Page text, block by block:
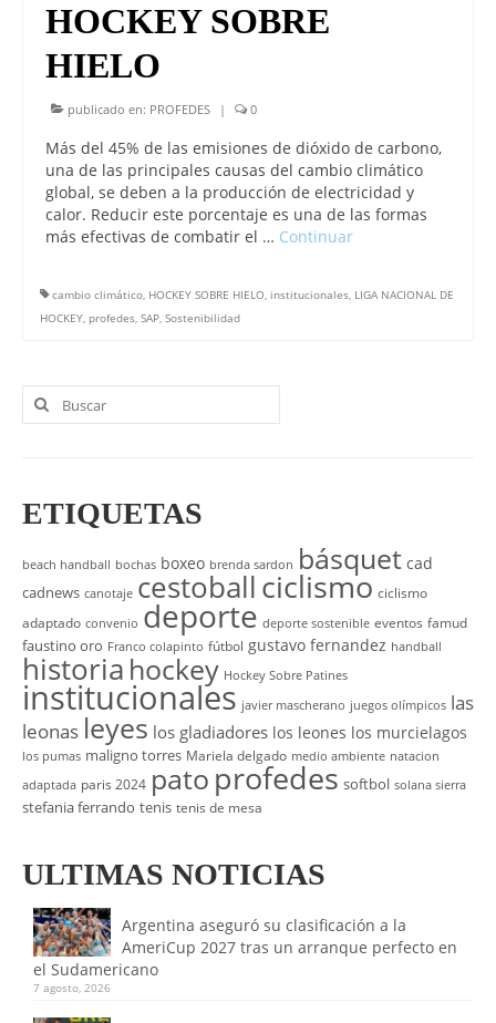
HOCKEY SOBRE
HIELO
publicado en: PROFEDES | 0
Más del 45% de las emisiones de dióxido de carbono,
una de las principales causas del cambio climático
global, se deben a la producción de electricidad y
calor. Reducir este porcentaje es una de las formas
más efectivas de combatir el … Continuar
cambio climático, HOCKEY SOBRE HIELO, institucionales, LIGA NACIONAL DE
HOCKEY, profedes, SAP, Sostenibilidad
Buscar
por:
ETIQUETAS
beach handball bochas boxeo brenda sardon básquet cad
cadnews canotaje cestoballciclismo ciclismo
adaptado convenio deporte deporte sostenible eventos famud
faustino oro Franco colapinto fútbol gustavo fernandez handball
historia hockey Hockey Sobre Patines
institucionales javier mascherano juegos olímpicos las
leonas leyes los gladiadores los leones los murcielagos
los pumas maligno torres Mariela delgado medio ambiente natacion
adaptada paris 2024 pato profedes softbol solana sierra
stefania ferrando tenis tenis de mesa
ULTIMAS NOTICIAS
Argentina aseguró su clasificación a la
AmeriCup 2027 tras un arranque perfecto en
el Sudamericano
7 agosto, 2026